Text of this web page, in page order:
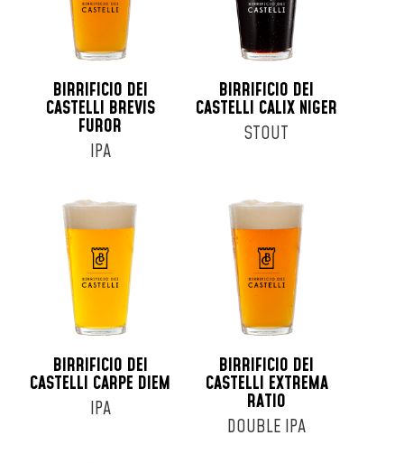
BIRRIFICIO DEI
CASTELLI BREVIS
FUROR
IPA
BIRRIFICIO DEI
CASTELLI CALIX NIGER
STOUT
BIRRIFICIO DEI
CASTELLI CARPE DIEM
IPA
BIRRIFICIO DEI
CASTELLI EXTREMA
RATIO
DOUBLE IPA